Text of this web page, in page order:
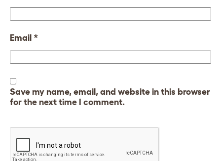
Email *
Save my name, email, and website in this browser
for the next time I comment.